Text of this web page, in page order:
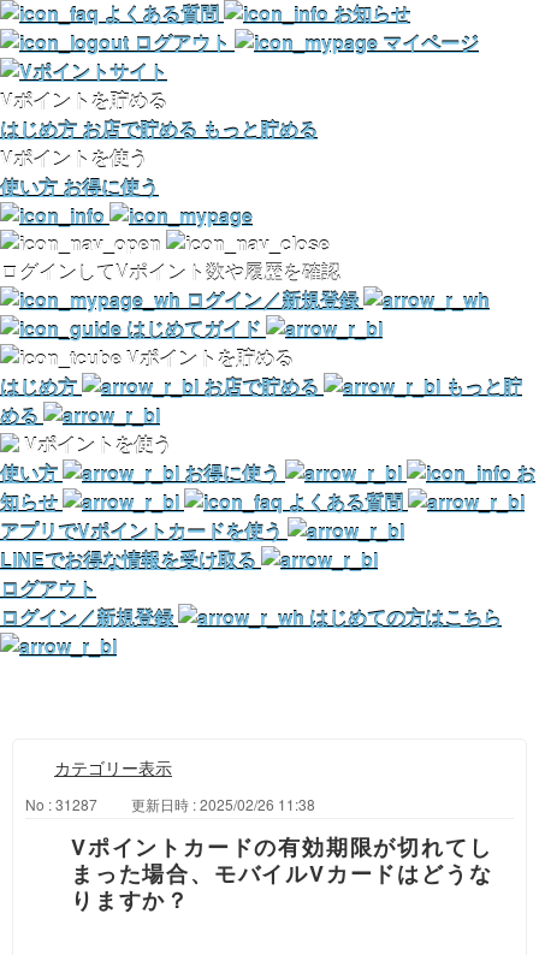
よくある質問
お知らせ
ログアウト
マイページ
Vポイントを貯める
はじめ方 お店で貯める もっと貯める
Vポイントを使う
使い方 お得に使う
ログインしてVポイント数や履歴を確認
ログイン／新規登録
はじめてガイド
Vポイントを貯める
はじめ方
お店で貯める
もっと貯
める
Vポイントを使う
使い方
お得に使う
お
知らせ
よくある質問
アプリでVポイントカードを使う
LINEでお得な情報を受け取る
ログアウト
ログイン／新規登録
はじめての方はこちら
カテゴリー表示
No : 31287 更新日時 : 2025/02/26 11:38
Vポイントカードの有効期限が切れてし
まった場合、モバイルVカードはどうな
りますか？